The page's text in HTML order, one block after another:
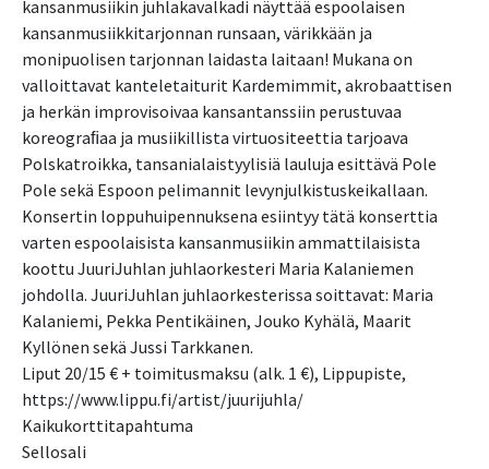
kansanmusiikin juhlakavalkadi näyttää espoolaisen
kansanmusiikkitarjonnan runsaan, värikkään ja
monipuolisen tarjonnan laidasta laitaan! Mukana on
valloittavat kanteletaiturit Kardemimmit, akrobaattisen
ja herkän improvisoivaa kansantanssiin perustuvaa
koreograﬁaa ja musiikillista virtuositeettia tarjoava
Polskatroikka, tansanialaistyylisiä lauluja esittävä Pole
Pole sekä Espoon pelimannit levynjulkistuskeikallaan.
Konsertin loppuhuipennuksena esiintyy tätä konserttia
varten espoolaisista kansanmusiikin ammattilaisista
koottu JuuriJuhlan juhlaorkesteri Maria Kalaniemen
johdolla. JuuriJuhlan juhlaorkesterissa soittavat: Maria
Kalaniemi, Pekka Pentikäinen, Jouko Kyhälä, Maarit
Kyllönen sekä Jussi Tarkkanen.
Liput 20/15 € + toimitusmaksu (alk. 1 €), Lippupiste,
https://www.lippu.fi/artist/juurijuhla/
Kaikukorttitapahtuma
Sellosali